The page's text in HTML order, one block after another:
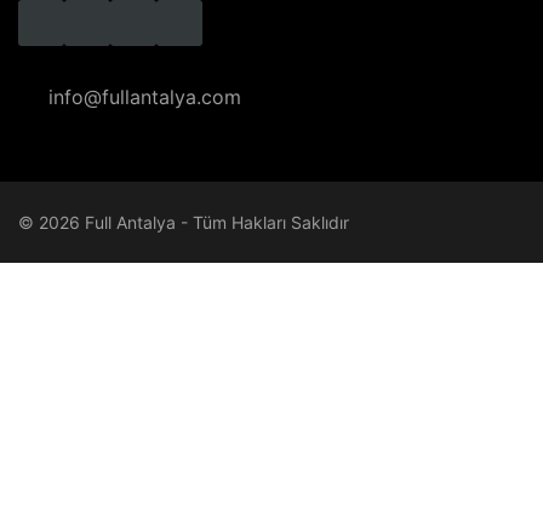
info@fullantalya.com
© 2026 Full Antalya - Tüm Hakları Saklıdır